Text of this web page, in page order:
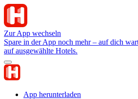
Zur App wechseln
Spare in der App noch mehr – auf dich
auf ausgewählte Hotels.
App herunterladen